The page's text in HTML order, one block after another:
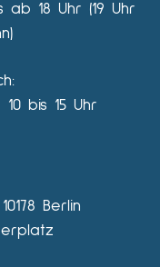
ab 18 Uhr (19 Uhr
bis 15 Uhr
Berlin